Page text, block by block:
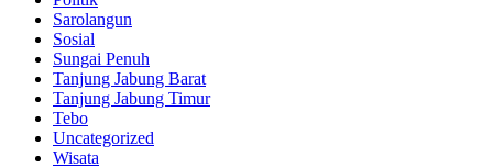
Sarolangun
Sosial
Sungai Penuh
Tanjung Jabung Barat
Tanjung Jabung Timur
Tebo
Uncategorized
Wisata